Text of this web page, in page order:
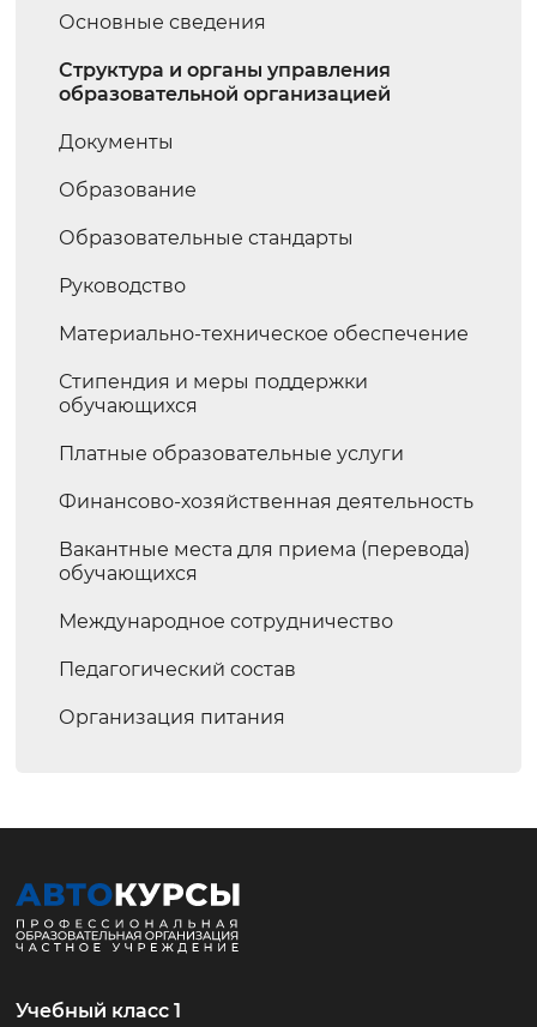
Основные сведения
Структура и органы управления
образовательной организацией
Документы
Образование
Образовательные стандарты
Руководство
Материально-техническое обеспечение
Стипендия и меры поддержки
обучающихся
Платные образовательные услуги
Финансово-хозяйственная деятельность
Вакантные места для приема (перевода)
обучающихся
Международное сотрудничество
Педагогический состав
Организация питания
Учебный класс 1